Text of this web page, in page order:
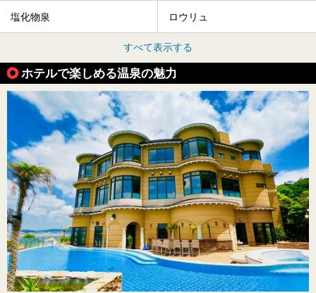
塩化物泉 ロウリュ
すべて表示する
ホテルで楽しめる温泉の魅力